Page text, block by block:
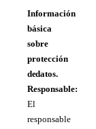
Información
básica
sobre
protección
de datos.
Responsable:
El
responsable